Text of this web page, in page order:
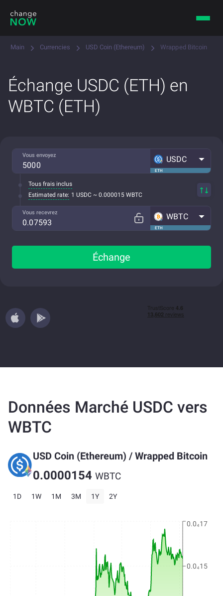
Main Currencies USD Coin (Ethereum) Wrapped Bitcoin
Échange USDC (ETH) en
WBTC (ETH)
Vous envoyez
ETH
USDC
Tous frais inclus
Estimated rate: 1 USDC ~ 0.000015 WBTC
Vous recevrez
ETH
WBTC
Échange
Données Marché USDC vers
WBTC
USD Coin (Ethereum) / Wrapped Bitcoin
0.0000154 WBTC
1D 1W 1M 3M 1Y 2Y
0.0₄15
0.0₄17